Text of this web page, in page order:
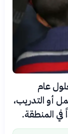
عام
أو التدريب،
في المنطقة.